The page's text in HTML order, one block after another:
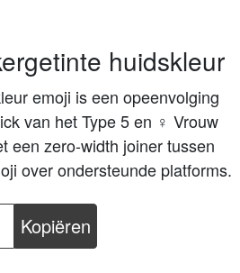
huidskleur
emoji is een opeenvolging
van het Type 5 en ♀ Vrouw
een zero-width joiner tussen
over ondersteunde platforms.
Kopiëren